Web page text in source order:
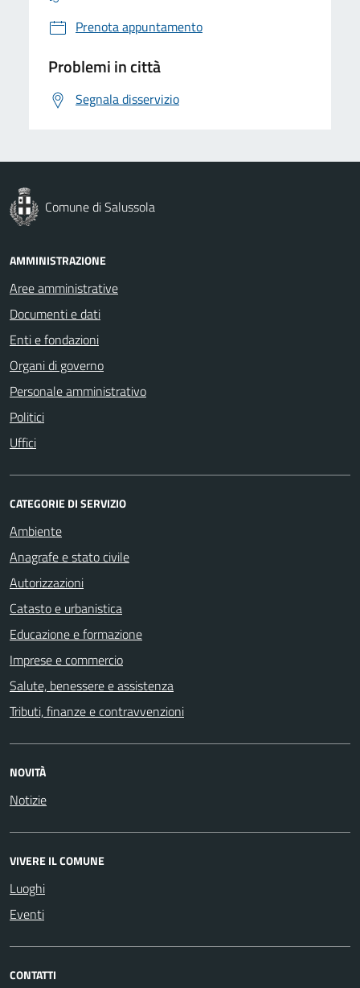
Prenota appuntamento
Problemi in città
Segnala disservizio
Comune di Salussola
AMMINISTRAZIONE
Aree amministrative
Documenti e dati
Enti e fondazioni
Organi di governo
Personale amministrativo
Politici
Uffici
CATEGORIE DI SERVIZIO
Ambiente
Anagrafe e stato civile
Autorizzazioni
Catasto e urbanistica
Educazione e formazione
Imprese e commercio
Salute, benessere e assistenza
Tributi, finanze e contravvenzioni
NOVITÀ
Notizie
VIVERE IL COMUNE
Luoghi
Eventi
CONTATTI